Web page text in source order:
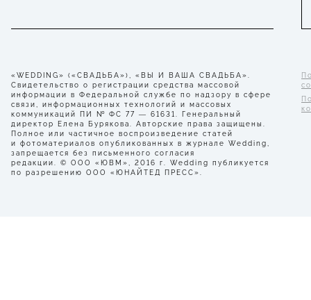
«WEDDING» («СВАДЬБА»), «ВЫ И ВАША СВАДЬБА».
Свидетельство о регистрации средства массовой
информации в Федеральной службе по надзору в сфере
связи, информационных технологий и массовых
коммуникаций ПИ № ФС 77 — 61631. Генеральный
директор Елена Бурякова. Авторские права защищены.
Полное или частичное воспроизведение статей
и фотоматериалов опубликованных в журнале Wedding,
запрещается без письменного согласия
редакции. © ООО «ЮВМ», 2016 г. Wedding публикуется
по разрешению ООО «ЮНАЙТЕД ПРЕСС».